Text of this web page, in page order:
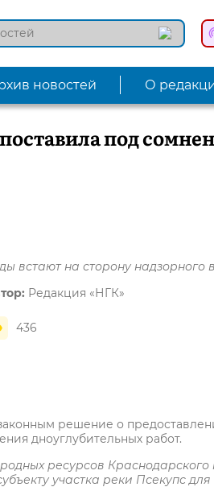
новостей О
под
встают на сторону надзорного
Редакция «НГК»
436
решение о
дноуглубительных работ.
ресурсов
участка реки Псекупс